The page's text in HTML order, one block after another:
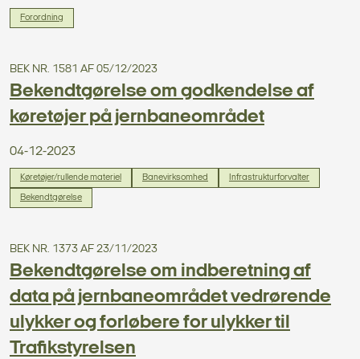
Forordning
BEK NR. 1581 AF 05/12/2023
Bekendtgørelse om godkendelse af
køretøjer på jernbaneområdet
04-12-2023
Køretøjer/rullende materiel Banevirksomhed Infrastrukturforvalter
Bekendtgørelse
BEK NR. 1373 AF 23/11/2023
Bekendtgørelse om indberetning af
data på jernbaneområdet vedrørende
ulykker og forløbere for ulykker til
Trafikstyrelsen